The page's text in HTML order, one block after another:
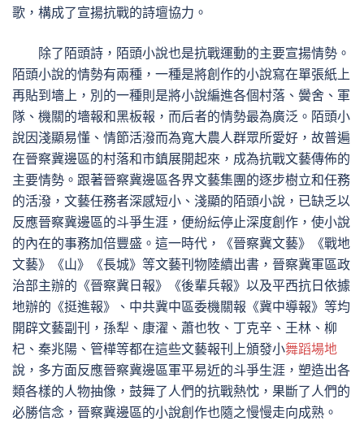
歌，構成了宣揚抗戰的詩壇協力。
除了陌頭詩，陌頭小說也是抗戰運動的主要宣揚情勢。
陌頭小說的情勢有兩種，一種是將創作的小說寫在單張紙上
再貼到墻上，別的一種則是將小說編進各個村落、黌舍、軍
隊、機關的墻報和黑板報，而后者的情勢最為廣泛。陌頭小
說因淺顯易懂、情節活潑而為寬大農人群眾所愛好，故普遍
在晉察冀邊區的村落和市鎮展開起來，成為抗戰文藝傳佈的
主要情勢。跟著晉察冀邊區各界文藝集團的逐步樹立和任務
的活潑，文藝任務者深感短小、淺顯的陌頭小說，已缺乏以
反應晉察冀邊區的斗爭生涯，便紛紜停止深度創作，使小說
的內在的事務加倍豐盛。這一時代，《晉察冀文藝》《戰地
文藝》《山》《長城》等文藝刊物陸續出書，晉察冀軍區政
治部主辦的《晉察冀日報》《後輩兵報》以及平西抗日依據
地辦的《挺進報》、中共冀中區委機關報《冀中導報》等均
開辟文藝副刊，孫犁、康濯、蕭也牧、丁克辛、王林、柳
杞、秦兆陽、管樺等都在這些文藝報刊上頒發小舞蹈場地
說，多方面反應晉察冀邊區軍平易近的斗爭生涯，塑造出各
類各樣的人物抽像，鼓舞了人們的抗戰熱忱，果斷了人們的
必勝信念，晉察冀邊區的小說創作也隨之慢慢走向成熟。